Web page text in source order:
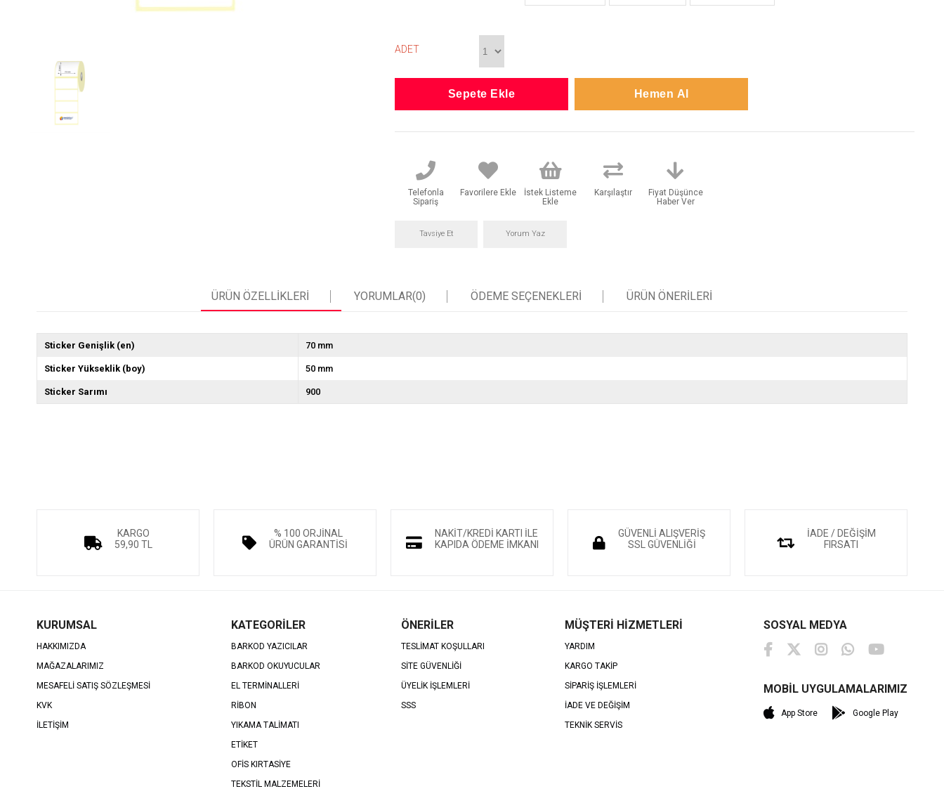
ADET
Telefonla
Sipariş
Favorilere Ekle
İstek Listeme
Ekle
Karşılaştır
Fiyat Düşünce
Haber Ver
Tavsiye Et Yorum Yaz
ÜRÜN ÖZELLIKLERI YORUMLAR(0) ÖDEME SEÇENEKLERI ÜRÜN ÖNERILERI
Sticker Genişlik (en) 70 mm
Sticker Yükseklik (boy) 50 mm
Sticker Sarımı 900
KARGO
59,90 TL
% 100 ORJİNAL
ÜRÜN GARANTİSİ
NAKİT/KREDİ KARTI İLE
KAPIDA ÖDEME İMKANI
GÜVENLİ ALIŞVERİŞ
SSL GÜVENLİĞİ
İADE / DEĞİŞİM
FIRSATI
KURUMSAL
HAKKIMIZDA
MAĞAZALARIMIZ
MESAFELİ SATIŞ SÖZLEŞMESİ
KVK
İLETİŞİM
KATEGORİLER
BARKOD YAZICILAR
BARKOD OKUYUCULAR
EL TERMİNALLERİ
RİBON
YIKAMA TALİMATI
ETİKET
OFİS KIRTASİYE
TEKSTİL MALZEMELERİ
ÖNERİLER
TESLİMAT KOŞULLARI
SİTE GÜVENLİĞİ
ÜYELİK İŞLEMLERİ
SSS
MÜŞTERİ HİZMETLERİ
YARDIM
KARGO TAKİP
SİPARİŞ İŞLEMLERİ
İADE VE DEĞİŞİM
TEKNİK SERVİS
SOSYAL MEDYA
MOBİL UYGULAMALARIMIZ
App Store Google Play